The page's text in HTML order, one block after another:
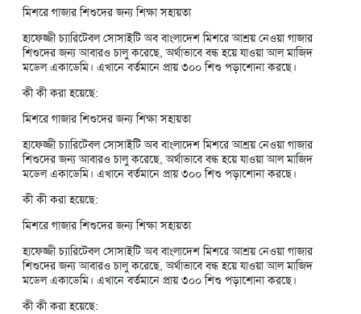
মিশরে গাজার শিশুদের জন্য শিক্ষা সহায়তা
হাফেজ্জী চ্যারিটেবল সোসাইটি অব বাংলাদেশ মিশরে আশ্রয় নেওয়া গাজার
শিশুদের জন্য আবারও চালু করেছে, অর্থাভাবে বন্ধ হয়ে যাওয়া আল মাজিদ
মডেল একাডেমি। এখানে বর্তমানে প্রায় ৩০০ শিশু পড়াশোনা করছে।
কী কী করা হয়েছে:
মিশরে গাজার শিশুদের জন্য শিক্ষা সহায়তা
হাফেজ্জী চ্যারিটেবল সোসাইটি অব বাংলাদেশ মিশরে আশ্রয় নেওয়া গাজার
শিশুদের জন্য আবারও চালু করেছে, অর্থাভাবে বন্ধ হয়ে যাওয়া আল মাজিদ
মডেল একাডেমি। এখানে বর্তমানে প্রায় ৩০০ শিশু পড়াশোনা করছে।
কী কী করা হয়েছে:
মিশরে গাজার শিশুদের জন্য শিক্ষা সহায়তা
হাফেজ্জী চ্যারিটেবল সোসাইটি অব বাংলাদেশ মিশরে আশ্রয় নেওয়া গাজার
শিশুদের জন্য আবারও চালু করেছে, অর্থাভাবে বন্ধ হয়ে যাওয়া আল মাজিদ
মডেল একাডেমি। এখানে বর্তমানে প্রায় ৩০০ শিশু পড়াশোনা করছে।
কী কী করা হয়েছে: